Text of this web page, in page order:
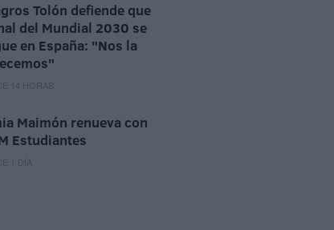
Tolón defiende que
del Mundial 2030 se
en España: "Nos la
14 HORAS
Maimón renueva con
Estudiantes
1 DÍA